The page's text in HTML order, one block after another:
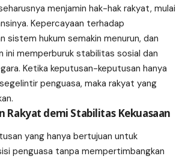
menjamin hak-hak rakyat, mulai
Kepercayaan terhadap
sistem hukum semakin menurun, dan
ini memperburuk stabilitas sosial dan
Ketika keputusan-keputusan hanya
penguasa, maka rakyat yang
Rakyat demi Stabilitas Kekuasaan
yang hanya bertujuan untuk
penguasa tanpa mempertimbangkan